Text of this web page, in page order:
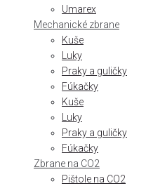
Umarex
Mechanické zbrane
Kuše
Luky
Praky a guličky
Fúkačky
Kuše
Luky
Praky a guličky
Fúkačky
Zbrane na CO2
Pištole na CO2